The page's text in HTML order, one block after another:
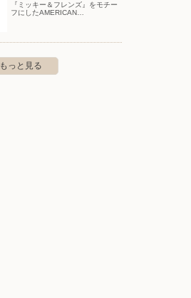
『ミッキー＆フレンズ』をモチー
フにしたAMERICAN…
もっと見る